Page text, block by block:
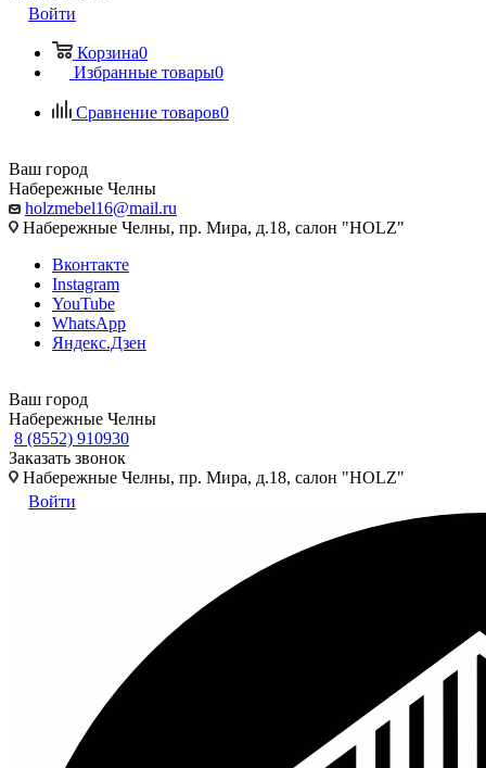
Войти
Корзина0
Избранные товары0
Сравнение товаров0
Ваш город
Набережные Челны
holzmebel16@mail.ru
Набережные Челны, пр. Мира, д.18, салон "HOLZ"
Вконтакте
Instagram
YouTube
WhatsApp
Яндекс.Дзен
Ваш город
Набережные Челны
8 (8552) 910930
Заказать звонок
Набережные Челны, пр. Мира, д.18, салон "HOLZ"
Войти